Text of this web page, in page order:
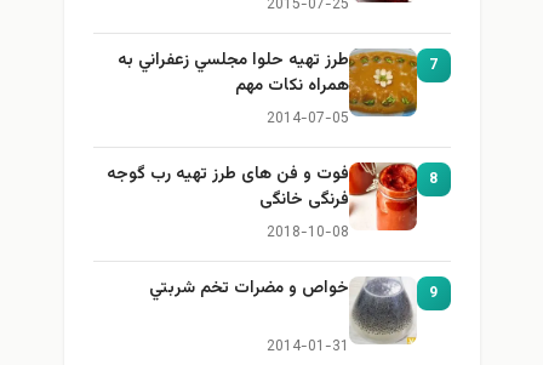
2015-07-25
7
طرز تهيه حلوا مجلسي زعفراني به
همراه نكات مهم
2014-07-05
8
فوت و فن های طرز تهیه رب گوجه
فرنگی خانگی
2018-10-08
9 خواص و مضرات تخم شربتي
2014-01-31